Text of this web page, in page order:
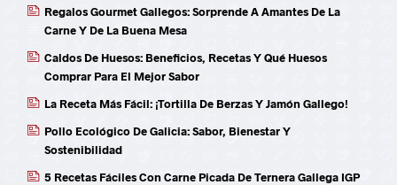
Regalos Gourmet Gallegos: Sorprende A Amantes De La
Carne Y De La Buena Mesa
Caldos De Huesos: Beneficios, Recetas Y Qué Huesos
Comprar Para El Mejor Sabor
La Receta Más Fácil: ¡Tortilla De Berzas Y Jamón Gallego!
Pollo Ecológico De Galicia: Sabor, Bienestar Y
Sostenibilidad
5 Recetas Fáciles Con Carne Picada De Ternera Gallega IGP